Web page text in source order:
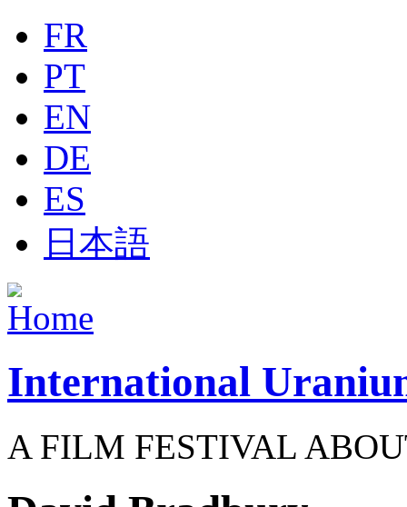
Jump to navigation
FR
PT
EN
DE
ES
日本語
International
A FILM FESTIVAL